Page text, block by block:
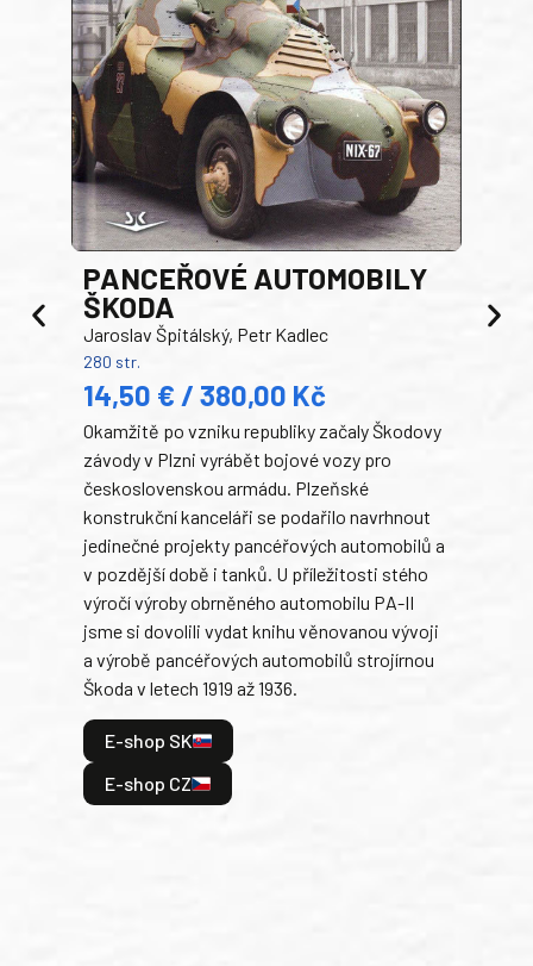
PANCEŘOVÉ AUTOMOBILY
ŠKODA
Jaroslav Špitálský, Petr Kadlec
280 str.
14,50 € / 380,00 Kč
Okamžitě po vzniku republiky začaly Škodovy
závody v Plzni vyrábět bojové vozy pro
československou armádu. Plzeňské
konstrukční kanceláři se podařilo navrhnout
jedinečné projekty pancéřových automobilů a
v pozdější době i tanků. U příležitosti stého
výročí výroby obrněného automobilu PA-II
jsme si dovolili vydat knihu věnovanou vývoji
a výrobě pancéřových automobilů strojírnou
Škoda v letech 1919 až 1936.
E-shop SK
E-shop CZ